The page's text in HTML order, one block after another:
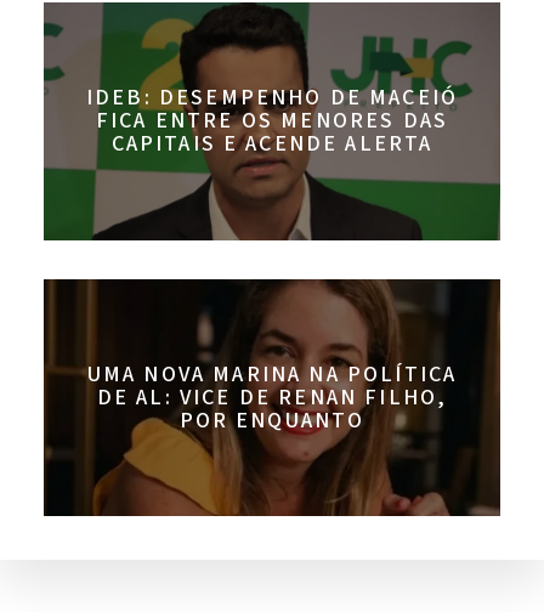
IDEB: DESEMPENHO DE MACEIÓ
FICA ENTRE OS MENORES DAS
CAPITAIS E ACENDE ALERTA
UMA NOVA MARINA NA POLÍTICA
DE AL: VICE DE RENAN FILHO,
POR ENQUANTO